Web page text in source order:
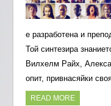
е разработена и
Той синтезира
Вилхелм Райх,
опит, привнасяйки
READ MORE